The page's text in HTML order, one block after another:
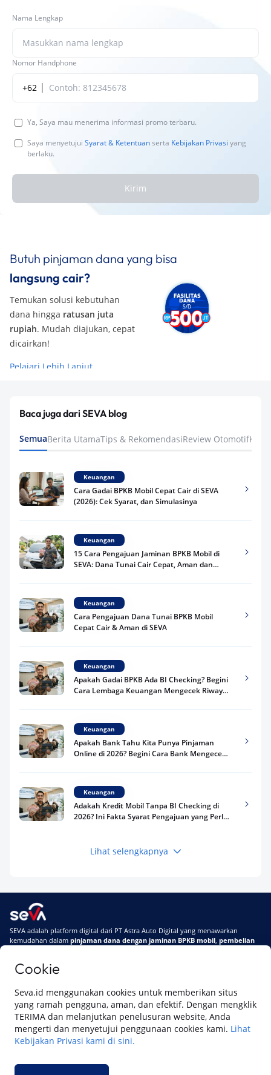
Cookie
Seva.id menggunakan cookies untuk memberikan situs
yang ramah pengguna, aman, dan efektif. Dengan mengklik
TERIMA dan melanjutkan penelusuran website, Anda
mengerti dan menyetujui penggunaan cookies kami. Lihat
Kebijakan Privasi kami di sini.
Nama Lengkap
Nomor Handphone
+62
Ya, Saya mau menerima informasi promo terbaru.
Saya menyetujui Syarat & Ketentuanserta Kebijakan Privasi yang
berlaku.
Kirim
Butuh pinjaman dana yang bisa
langsung cair?
Temukan solusi kebutuhan
dana hingga ratusan juta
rupiah. Mudah diajukan, cepat
dicairkan!
Pelajari Lebih Lanjut
Baca juga dari SEVA blog
SemuaBerita UtamaTips & RekomendasiReview Otomotif
Keuangan
Cara Gadai BPKB Mobil Cepat Cair di SEVA
(2026): Cek Syarat, dan Simulasinya
Keuangan
15 Cara Pengajuan Jaminan BPKB Mobil di
SEVA: Dana Tunai Cair Cepat, Aman dan
Keuangan
Cara Pengajuan Dana Tunai BPKB Mobil
Cepat Cair & Aman di SEVA
Keuangan
Apakah Gadai BPKB Ada BI Checking? Begini
Cara Lembaga Keuangan Mengecek Riwayat
Keuangan
Apakah Bank Tahu Kita Punya Pinjaman
Online di 2026? Begini Cara Bank Mengecek
Keuangan
Adakah Kredit Mobil Tanpa BI Checking di
2026? Ini Fakta Syarat Pengajuan yang Perlu
Keuangan
Terpercaya
Telat Bayar Pinjol 2 Hari, Apakah Langsung
Masuk BI Checking? Simak Peraturan
Lihat selengkapnya
SEVA adalah platform digital dari PT Astra Auto Digital yang menawarkan
kemudahan dalam pinjaman dana dengan jaminan BPKB mobil pembelian
Di SEVA, BPKB mobilmu #BisaJadiDuit
Tentang SEVASyarat & Ketentuan
Pemberitahuan Privasi